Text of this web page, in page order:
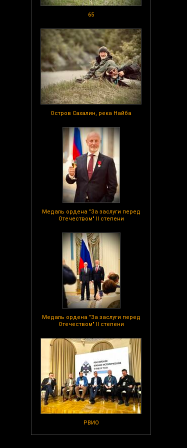
65
Остров Сахалин, река Найба
Медаль ордена "За заслуги перед
Отечеством" II степени
Медаль ордена "За заслуги перед
Отечеством" II степени
РВИО